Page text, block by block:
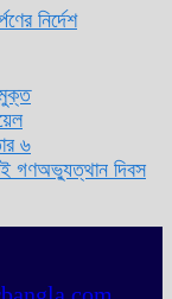
নির্দেশ
৬
গণঅভ্যুত্থান দিবস